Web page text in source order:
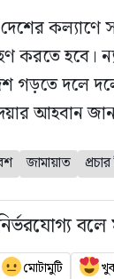
কল্যাণে
করতে হবে।
গড়তে দলে
আহবান
জামায়াত
মোটামুটি